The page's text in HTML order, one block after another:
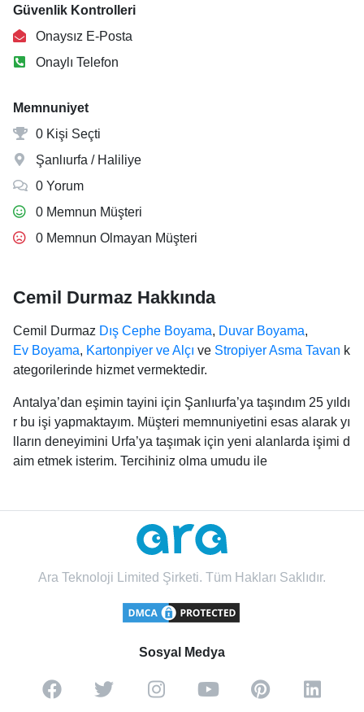
Güvenlik Kontrolleri
Onaysız E-Posta
Onaylı Telefon
Memnuniyet
0 Kişi Seçti
Şanlıurfa / Haliliye
0 Yorum
0 Memnun Müşteri
0 Memnun Olmayan Müşteri
Cemil Durmaz Hakkında
Cemil Durmaz Dış Cephe Boyama, Duvar Boyama,
Ev Boyama, Kartonpiyer ve Alçı ve Stropiyer Asma Tavan k
ategorilerinde hizmet vermektedir.
Antalya’dan eşimin tayini için Şanlıurfa’ya taşındım 25 yıldı
r bu işi yapmaktayım. Müşteri memnuniyetini esas alarak yı
lların deneyimini Urfa’ya taşımak için yeni alanlarda işimi d
aim etmek isterim. Tercihiniz olma umudu ile
Ara Teknoloji Limited Şirketi. Tüm Hakları Saklıdır.
Sosyal Medya